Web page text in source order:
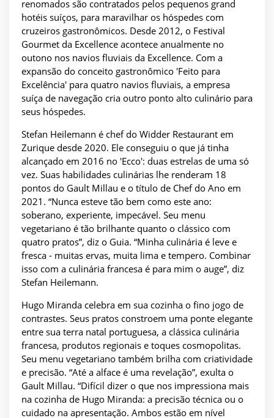
renomados são contratados pelos pequenos grand
hotéis suíços, para maravilhar os hóspedes com
cruzeiros gastronômicos. Desde 2012, o Festival
Gourmet da Excellence acontece anualmente no
outono nos navios fluviais da Excellence. Com a
expansão do conceito gastronômico 'Feito para
Excelência' para quatro navios fluviais, a empresa
suíça de navegação cria outro ponto alto culinário para
seus hóspedes.
Stefan Heilemann é chef do Widder Restaurant em
Zurique desde 2020. Ele conseguiu o que já tinha
alcançado em 2016 no 'Ecco': duas estrelas de uma só
vez. Suas habilidades culinárias lhe renderam 18
pontos do Gault Millau e o título de Chef do Ano em
2021. “Nunca esteve tão bem como este ano:
soberano, experiente, impecável. Seu menu
vegetariano é tão brilhante quanto o clássico com
quatro pratos”, diz o Guia. “Minha culinária é leve e
fresca - muitas ervas, muita lima e tempero. Combinar
isso com a culinária francesa é para mim o auge”, diz
Stefan Heilemann.
Hugo Miranda celebra em sua cozinha o fino jogo de
contrastes. Seus pratos constroem uma ponte elegante
entre sua terra natal portuguesa, a clássica culinária
francesa, produtos regionais e toques cosmopolitas.
Seu menu vegetariano também brilha com criatividade
e precisão. “Até a alface é uma revelação”, exulta o
Gault Millau. “Difícil dizer o que nos impressiona mais
na cozinha de Hugo Miranda: a precisão técnica ou o
cuidado na apresentação. Ambos estão em nível